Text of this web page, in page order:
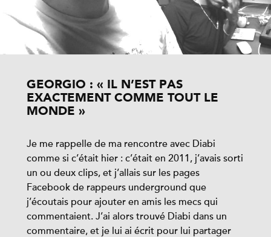
GEORGIO : « IL N’EST PAS
EXACTEMENT COMME TOUT LE
MONDE »
Je me rappelle de ma rencontre avec Diabi
comme si c’était hier : c’était en 2011, j’avais sorti
un ou deux clips, et j’allais sur les pages
Facebook de rappeurs underground que
j’écoutais pour ajouter en amis les mecs qui
commentaient. J’ai alors trouvé Diabi dans un
commentaire, et je lui ai écrit pour lui partager